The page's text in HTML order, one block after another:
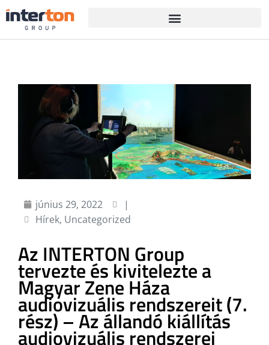
június 29, 2022
|
Hírek, Uncategorized
Az INTERTON Group
tervezte és kivitelezte a
Magyar Zene Háza
audiovizuális rendszereit (7.
rész) – Az állandó kiállítás
audiovizuális rendszerei